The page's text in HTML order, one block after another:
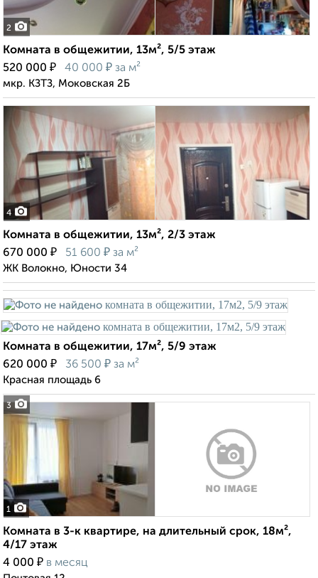
2
Комната в общежитии, 13м², 5/5 этаж
520 000 ₽ 40 000 ₽ за м²
мкр. КЗТЗ, Моковская 2Б
4
Комната в общежитии, 13м², 2/3 этаж
670 000 ₽ 51 600 ₽ за м²
ЖК Волокно, Юности 34
3
Комната в общежитии, 17м², 5/9 этаж
620 000 ₽ 36 500 ₽ за м²
Красная площадь 6
1
Комната в 3-к квартире, на длительный срок, 18м²,
4/17 этаж
4 000 ₽ в месяц